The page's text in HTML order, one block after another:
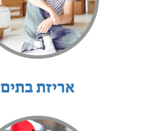
אריזת בתים